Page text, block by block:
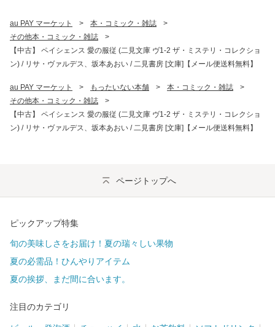
au PAY マーケット > 本・コミック・雑誌
>
その他本・コミック・雑誌
>
【中古】 ペイシェンス 愛の服従 (二見文庫 ヴ1-2 ザ・ミステリ・コレクショ
ン) / リサ・ヴァルデス、坂本あおい / 二見書房 [文庫]【メール便送料無料】
au PAY マーケット > もったいない本舗 > 本・コミック・雑誌
>
その他本・コミック・雑誌
>
【中古】 ペイシェンス 愛の服従 (二見文庫 ヴ1-2 ザ・ミステリ・コレクショ
ン) / リサ・ヴァルデス、坂本あおい / 二見書房 [文庫]【メール便送料無料】
ページトップへ
ピックアップ特集
旬の美味しさをお届け！夏の瑞々しい果物
夏の必需品！ひんやりアイテム
夏の挨拶、まだ間に合います。
注目のカテゴリ